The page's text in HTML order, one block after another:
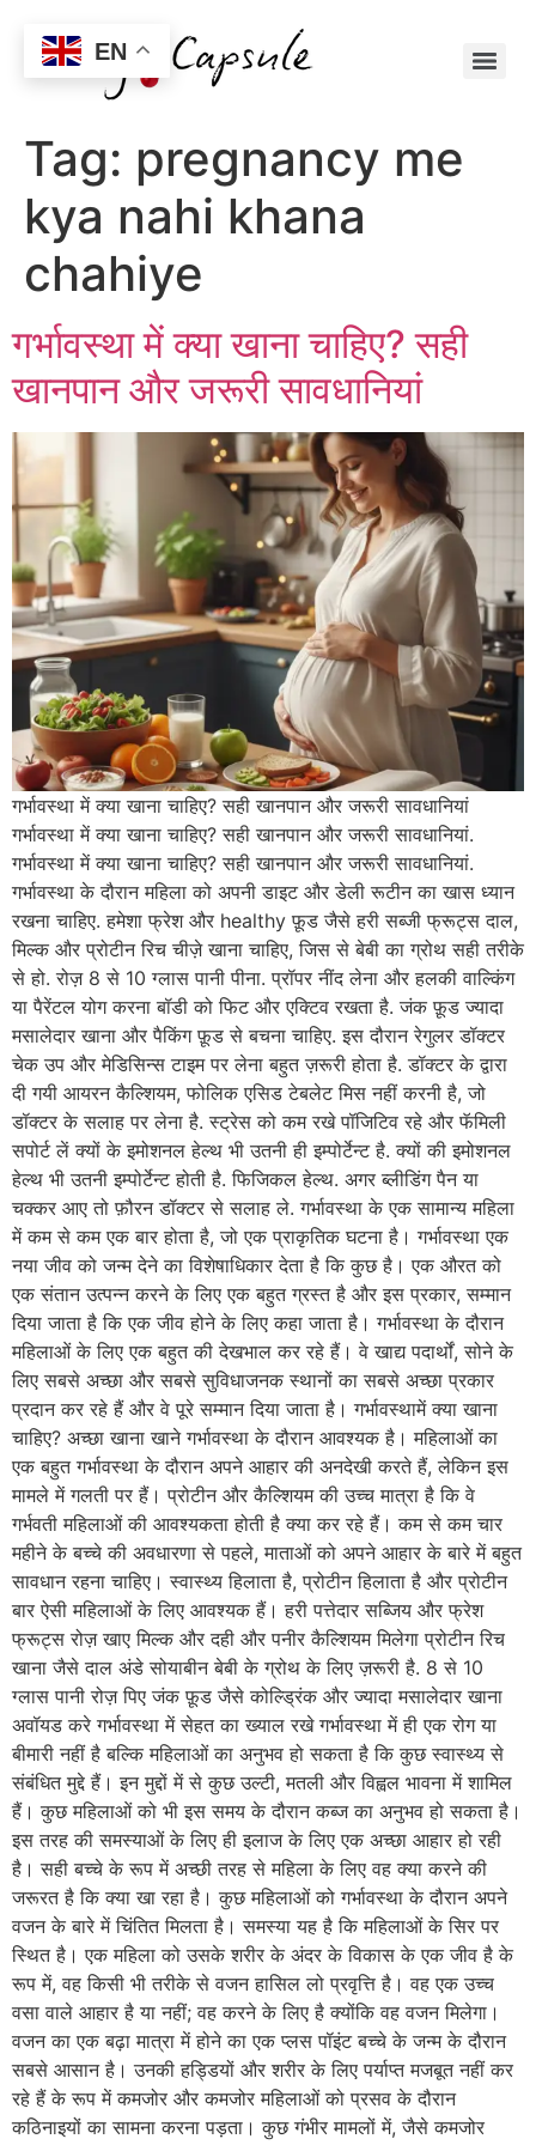
Tag: pregnancy me
kya nahi khana
chahiye
गर्भावस्था में क्या खाना चाहिए? सही
खानपान और जरूरी सावधानियां
गर्भावस्था में क्या खाना चाहिए? सही खानपान और जरूरी सावधानियां
गर्भावस्था में क्या खाना चाहिए? सही खानपान और जरूरी सावधानियां.
गर्भावस्था में क्या खाना चाहिए? सही खानपान और जरूरी सावधानियां.
गर्भावस्था के दौरान महिला को अपनी डाइट और डेली रूटीन का खास ध्यान
रखना चाहिए. हमेशा फ्रेश और healthy फ़ूड जैसे हरी सब्जी फ्रूट्स दाल,
मिल्क और प्रोटीन रिच चीज़े खाना चाहिए, जिस से बेबी का ग्रोथ सही तरीके
से हो. रोज़ 8 से 10 ग्लास पानी पीना. प्रॉपर नींद लेना और हलकी वाल्किंग
या पैरेंटल योग करना बॉडी को फिट और एक्टिव रखता है. जंक फ़ूड ज्यादा
मसालेदार खाना और पैकिंग फ़ूड से बचना चाहिए. इस दौरान रेगुलर डॉक्टर
चेक उप और मेडिसिन्स टाइम पर लेना बहुत ज़रूरी होता है. डॉक्टर के द्वारा
दी गयी आयरन कैल्शियम, फोलिक एसिड टेबलेट मिस नहीं करनी है, जो
डॉक्टर के सलाह पर लेना है. स्ट्रेस को कम रखे पॉजिटिव रहे और फॅमिली
सपोर्ट लें क्यों के इमोशनल हेल्थ भी उतनी ही इम्पोर्टेन्ट है. क्यों की इमोशनल
हेल्थ भी उतनी इम्पोर्टेन्ट होती है. फिजिकल हेल्थ. अगर ब्लीडिंग पैन या
चक्कर आए तो फ़ौरन डॉक्टर से सलाह ले. गर्भावस्था के एक सामान्य महिला
में कम से कम एक बार होता है, जो एक प्राकृतिक घटना है। गर्भावस्था एक
नया जीव को जन्म देने का विशेषाधिकार देता है कि कुछ है। एक औरत को
एक संतान उत्पन्न करने के लिए एक बहुत ग्रस्त है और इस प्रकार, सम्मान
दिया जाता है कि एक जीव होने के लिए कहा जाता है। गर्भावस्था के दौरान
महिलाओं के लिए एक बहुत की देखभाल कर रहे हैं। वे खाद्य पदार्थों, सोने के
लिए सबसे अच्छा और सबसे सुविधाजनक स्थानों का सबसे अच्छा प्रकार
प्रदान कर रहे हैं और वे पूरे सम्मान दिया जाता है। गर्भावस्थामें क्या खाना
चाहिए? अच्छा खाना खाने गर्भावस्था के दौरान आवश्यक है। महिलाओं का
एक बहुत गर्भावस्था के दौरान अपने आहार की अनदेखी करते हैं, लेकिन इस
मामले में गलती पर हैं। प्रोटीन और कैल्शियम की उच्च मात्रा है कि वे
गर्भवती महिलाओं की आवश्यकता होती है क्या कर रहे हैं। कम से कम चार
महीने के बच्चे की अवधारणा से पहले, माताओं को अपने आहार के बारे में बहुत
सावधान रहना चाहिए। स्वास्थ्य हिलाता है, प्रोटीन हिलाता है और प्रोटीन
बार ऐसी महिलाओं के लिए आवश्यक हैं। हरी पत्तेदार सब्जिय और फ्रेश
फ्रूट्स रोज़ खाए मिल्क और दही और पनीर कैल्शियम मिलेगा प्रोटीन रिच
खाना जैसे दाल अंडे सोयाबीन बेबी के ग्रोथ के लिए ज़रूरी है. 8 से 10
ग्लास पानी रोज़ पिए जंक फ़ूड जैसे कोल्ड्रिंक और ज्यादा मसालेदार खाना
अवॉयड करे गर्भावस्था में सेहत का ख्याल रखे गर्भावस्था में ही एक रोग या
बीमारी नहीं है बल्कि महिलाओं का अनुभव हो सकता है कि कुछ स्वास्थ्य से
संबंधित मुद्दे हैं। इन मुद्दों में से कुछ उल्टी, मतली और विह्वल भावना में शामिल
हैं। कुछ महिलाओं को भी इस समय के दौरान कब्ज का अनुभव हो सकता है।
इस तरह की समस्याओं के लिए ही इलाज के लिए एक अच्छा आहार हो रही
है। सही बच्चे के रूप में अच्छी तरह से महिला के लिए वह क्या करने की
जरूरत है कि क्या खा रहा है। कुछ महिलाओं को गर्भावस्था के दौरान अपने
वजन के बारे में चिंतित मिलता है। समस्या यह है कि महिलाओं के सिर पर
स्थित है। एक महिला को उसके शरीर के अंदर के विकास के एक जीव है के
रूप में, वह किसी भी तरीके से वजन हासिल लो प्रवृत्ति है। वह एक उच्च
वसा वाले आहार है या नहीं; वह करने के लिए है क्योंकि वह वजन मिलेगा।
वजन का एक बढ़ा मात्रा में होने का एक प्लस पॉइंट बच्चे के जन्म के दौरान
सबसे आसान है। उनकी हड्डियों और शरीर के लिए पर्याप्त मजबूत नहीं कर
रहे हैं के रूप में कमजोर और कमजोर महिलाओं को प्रसव के दौरान
कठिनाइयों का सामना करना पड़ता। कुछ गंभीर मामलों में, जैसे कमजोर
EN